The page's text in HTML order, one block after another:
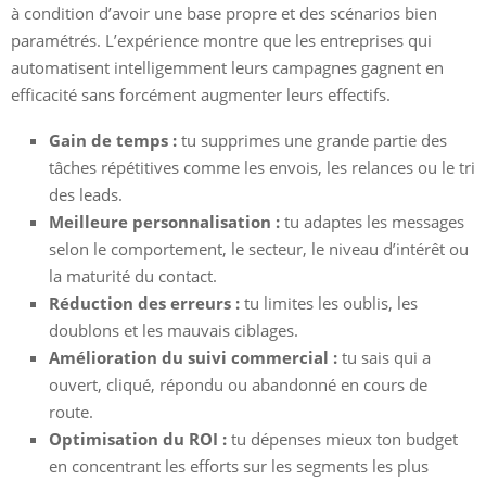
à condition d’avoir une base propre et des scénarios bien
paramétrés. L’expérience montre que les entreprises qui
automatisent intelligemment leurs campagnes gagnent en
efficacité sans forcément augmenter leurs effectifs.
Gain de temps : tu supprimes une grande partie des
tâches répétitives comme les envois, les relances ou le tri
des leads.
Meilleure personnalisation : tu adaptes les messages
selon le comportement, le secteur, le niveau d’intérêt ou
la maturité du contact.
Réduction des erreurs : tu limites les oublis, les
doublons et les mauvais ciblages.
Amélioration du suivi commercial : tu sais qui a
ouvert, cliqué, répondu ou abandonné en cours de
route.
Optimisation du ROI : tu dépenses mieux ton budget
en concentrant les efforts sur les segments les plus